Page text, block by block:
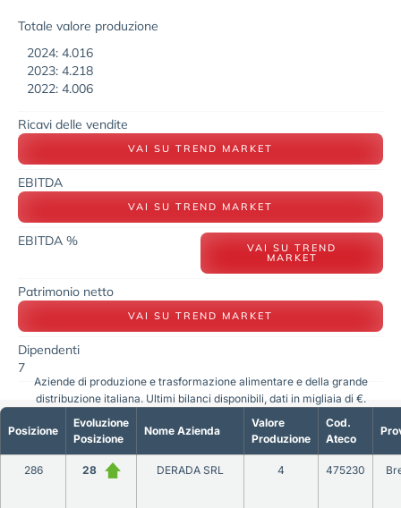
Totale valore produzione
2024: 4.016
2023: 4.218
2022: 4.006
Ricavi delle vendite
VAI SU TREND MARKET
EBITDA
VAI SU TREND MARKET
EBITDA % VAI SU TREND
MARKET
Patrimonio netto
VAI SU TREND MARKET
Dipendenti
7
Posizione
Evoluzione
Posizione
Nome Azienda
Valore
Produzione
Cod.
Ateco
286 28 DERADA SRL 4 475230
Aziende di produzione e trasformazione alimentare e della grande
distribuzione italiana. Ultimi bilanci disponibili, dati in migliaia di €.